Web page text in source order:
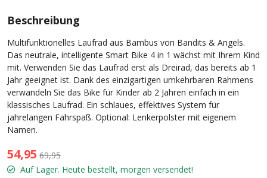
Beschreibung
Multifunktionelles Laufrad aus Bambus von Bandits & Angels.
Das neutrale, intelligente Smart Bike 4 in 1 wächst mit Ihrem Kind
mit. Verwenden Sie das Laufrad erst als Dreirad, das bereits ab 1
Jahr geeignet ist. Dank des einzigartigen umkehrbaren Rahmens
verwandeln Sie das Bike für Kinder ab 2 Jahren einfach in ein
klassisches Laufrad. Ein schlaues, effektives System für
jahrelangen Fahrspaß. Optional: Lenkerpolster mit eigenem
Namen.
54,95 69,95
Auf Lager. Heute bestellt, morgen versendet!